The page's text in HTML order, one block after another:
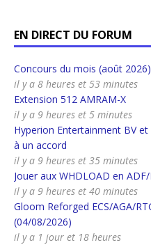
EN DIRECT DU FORUM
Concours du mois (août
il y a 8 heures et 53 minutes
Extension 512 AMRAM-X
il y a 9 heures et 5 minutes
Hyperion Entertainment BV
à un accord
il y a 9 heures et 35 minutes
Jouer aux WHDLOAD en
il y a 9 heures et 40 minutes
Gloom Reforged ECS/AGA/
(04/08/2026)
il y a 1 jour et 18 heures